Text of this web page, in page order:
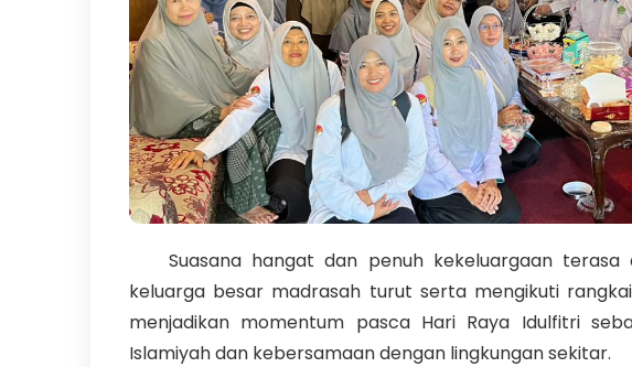
Suasana hangat dan penuh kekeluargaan terasa
keluarga besar madrasah turut serta mengikuti
menjadikan momentum pasca Hari Raya Idulfitri
Islamiyah dan kebersamaan dengan lingkungan sekitar.